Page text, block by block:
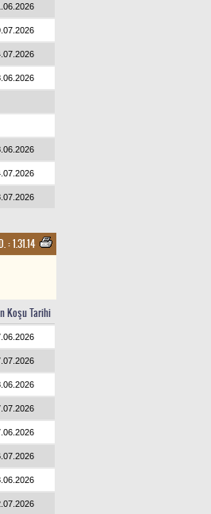
:1.31.14
Koşu Tarihi